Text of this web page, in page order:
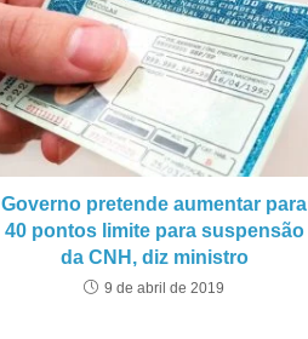
Governo pretende aumentar para
40 pontos limite para suspensão
da CNH, diz ministro
9 de abril de 2019